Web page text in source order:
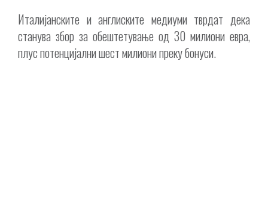
Италијанските и англиските медиуми тврдат дека
станува збор за обештетување од 30 милиони евра,
плус потенцијални шест милиони преку бонуси.